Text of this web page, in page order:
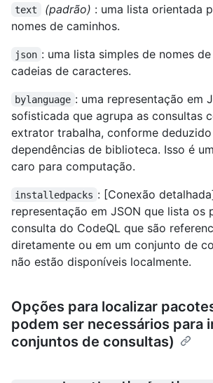
text (padrão) : uma lista orientada
nomes de caminhos.
json : uma lista simples de nomes
cadeias de caracteres.
bylanguage : uma representação em
sofisticada que agrupa as consultas
extrator trabalha, conforme
dependências de biblioteca. Isso é
caro para computação.
installedpacks : [Conexão
representação em JSON que lista os
consulta do CodeQL que são
diretamente ou em um conjunto de
não estão disponíveis localmente.
Opções para localizar
podem ser necessários para
conjuntos de consultas)